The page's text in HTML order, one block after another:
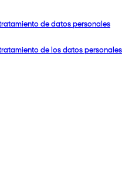
de datos personales
de los datos personales